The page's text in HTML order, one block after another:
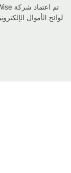
لوائح الأموال الإلكترونية لعام 2011،